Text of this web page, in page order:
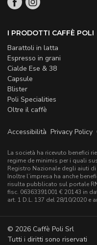
I PRODOTTI CAFFÈ POLI
Barattoli in latta
Espresso in grani
Cialde Ese & 38
Capsule
Blister
Poli Specialities
Oltre il caffè
Accessibilità Privacy Policy
La società ha ricevuto benefici
regime de minimis per i quali
Registro Nazionale degli aiuti
Inoltre l’impresa ha anche
risulta pubblicato sul portale
fisc. 06363391001 € 20143 in
art. 1 D.L. 137 del 28/10/2020 e
© 2026 Caffè Poli Srl
Tutti i diritti sono riservati